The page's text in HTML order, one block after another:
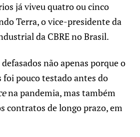
já viveu quatro ou cinco
Terra, o vice-presidente da
da CBRE no Brasil.
não apenas porque o
foi pouco testado antes do
na pandemia, mas também
contratos de longo prazo, em